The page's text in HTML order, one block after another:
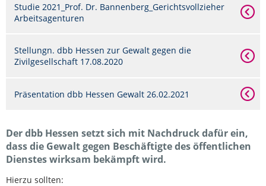
Studie 2021_Prof. Dr. Bannenberg_Gerichtsvollzieher
Arbeitsagenturen
Stellungn. dbb Hessen zur Gewalt gegen die
Zivilgesellschaft 17.08.2020
Präsentation dbb Hessen Gewalt 26.02.2021
Der dbb Hessen setzt sich mit Nachdruck dafür ein,
dass die Gewalt gegen Beschäftigte des öffentlichen
Dienstes wirksam bekämpft wird.
Hierzu sollten: